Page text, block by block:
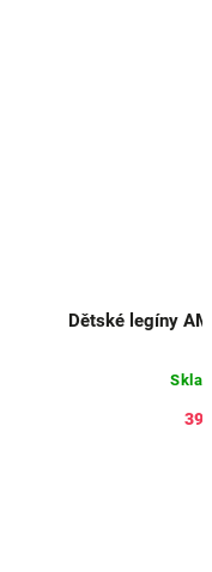
Dětské legíny